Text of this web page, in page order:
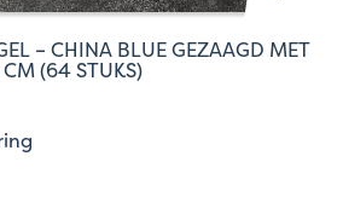
– CHINA BLUE GEZAAGD MET
(64 STUKS)